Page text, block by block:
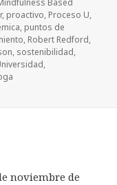
Based
, proactivo, Proceso U,
, puntos de
, Robert Redford,
, sostenibilidad,
,
noviembre de